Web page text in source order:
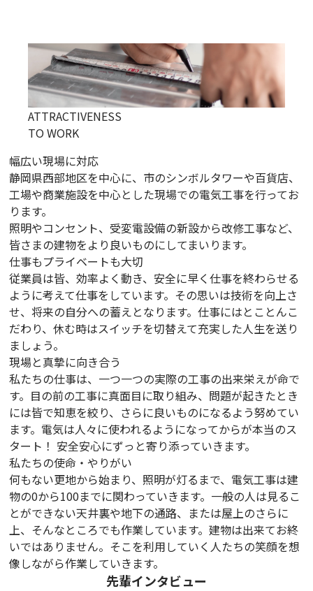
ATTRACTIVENESS
TO WORK
幅広い現場に対応
静岡県西部地区を中心に、市のシンボルタワーや百貨店、
工場や商業施設を中心とした現場での電気工事を行ってお
ります。
照明やコンセント、受変電設備の新設から改修工事など、
皆さまの建物をより良いものにしてまいります。
仕事もプライベートも大切
従業員は皆、効率よく動き、安全に早く仕事を終わらせる
ように考えて仕事をしています。その思いは技術を向上さ
せ、将来の自分への蓄えとなります。仕事にはとことんこ
だわり、休む時はスイッチを切替えて充実した人生を送り
ましょう。
現場と真摯に向き合う
私たちの仕事は、一つ一つの実際の工事の出来栄えが命で
す。目の前の工事に真面目に取り組み、問題が起きたとき
には皆で知恵を絞り、さらに良いものになるよう努めてい
ます。電気は人々に使われるようになってからが本当のス
タート！ 安全安心にずっと寄り添っていきます。
私たちの使命・やりがい
何もない更地から始まり、照明が灯るまで、電気工事は建
物の0から100までに関わっていきます。一般の人は見るこ
とができない天井裏や地下の通路、または屋上のさらに
上、そんなところでも作業しています。建物は出来てお終
いではありません。そこを利用していく人たちの笑顔を想
像しながら作業していきます。
先輩インタビュー